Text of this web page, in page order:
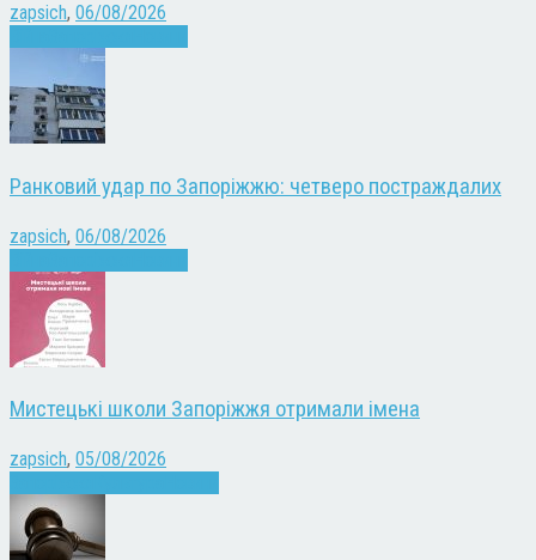
zapsich, 06/08/2026
Ранковий удар по Запоріжжю: четверо постраждалих
zapsich, 06/08/2026
Мистецькі школи Запоріжжя отримали імена
zapsich, 05/08/2026